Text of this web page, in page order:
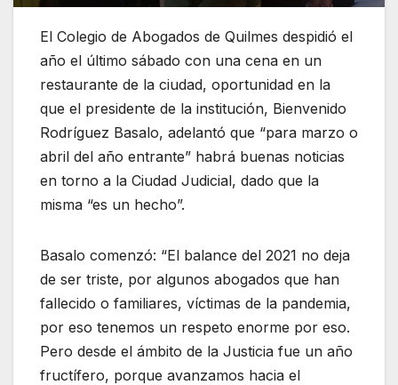
El Colegio de Abogados de Quilmes despidió el
año el último sábado con una cena en un
restaurante de la ciudad, oportunidad en la
que el presidente de la institución, Bienvenido
Rodríguez Basalo, adelantó que “para marzo o
abril del año entrante” habrá buenas noticias
en torno a la Ciudad Judicial, dado que la
misma “es un hecho”.
Basalo comenzó: “El balance del 2021 no deja
de ser triste, por algunos abogados que han
fallecido o familiares, víctimas de la pandemia,
por eso tenemos un respeto enorme por eso.
Pero desde el ámbito de la Justicia fue un año
fructífero, porque avanzamos hacia el